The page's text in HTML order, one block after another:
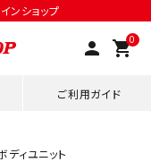
ンショップ
person 0
shopping_cart
ご利用ガイド
ィユニット